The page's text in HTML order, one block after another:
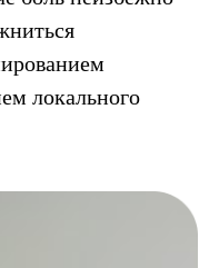
локального